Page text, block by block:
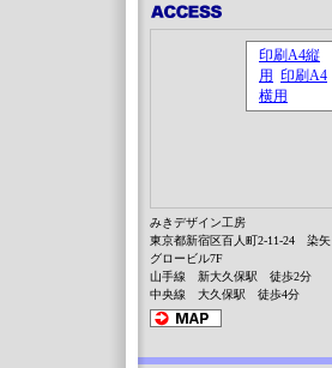
みきデザイン工房
東京都新宿区百人町2-11-24 染矢
グロービル7F
山手線 新大久保駅 徒歩2分
中央線 大久保駅 徒歩4分